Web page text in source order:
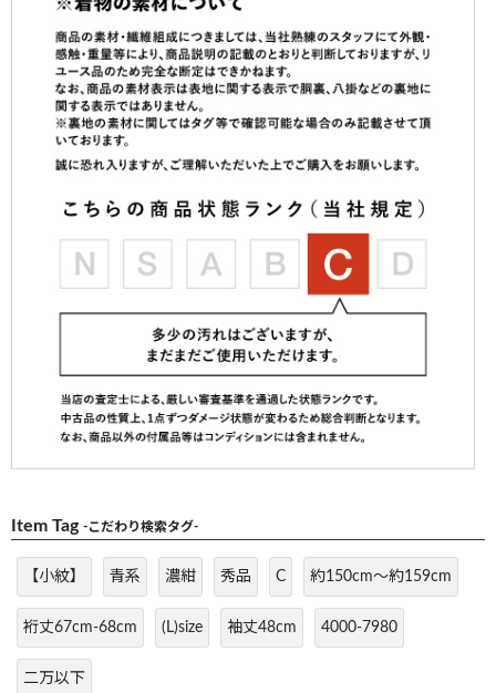
Item Tag -こだわり検索タグ-
【小紋】 青系 濃紺 秀品 C 約150cm～約159cm
裄丈67cm-68cm (L)size 袖丈48cm 4000-7980
二万以下